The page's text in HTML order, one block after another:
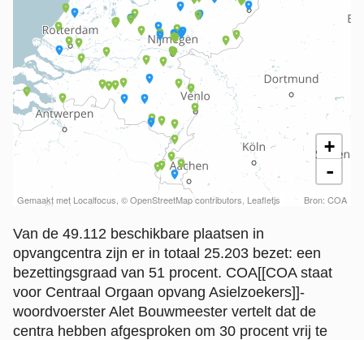
Van de 49.112 beschikbare plaatsen in
opvangcentra zijn er in totaal 25.203 bezet: een
bezettingsgraad van 51 procent. COA[[COA staat
voor Centraal Orgaan opvang Asielzoekers]]-
woordvoerster Alet Bouwmeester vertelt dat de
centra hebben afgesproken om 30 procent vrij te